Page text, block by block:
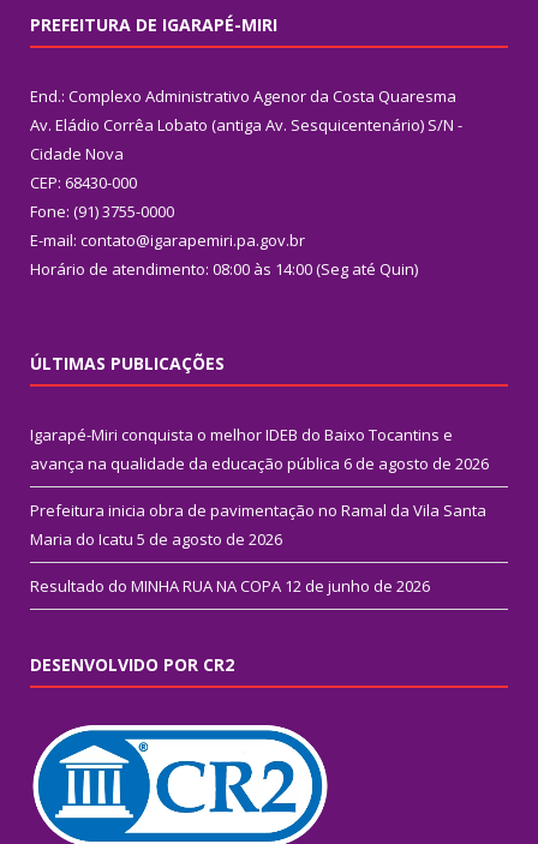
PREFEITURA DE IGARAPÉ-MIRI
End.: Complexo Administrativo Agenor da Costa Quaresma
Av. Eládio Corrêa Lobato (antiga Av. Sesquicentenário) S/N -
Cidade Nova
CEP: 68430-000
Fone: (91) 3755-0000
E-mail: contato@igarapemiri.pa.gov.br
Horário de atendimento: 08:00 às 14:00 (Seg até Quin)
ÚLTIMAS PUBLICAÇÕES
Igarapé-Miri conquista o melhor IDEB do Baixo Tocantins e
avança na qualidade da educação pública 6 de agosto de 2026
Prefeitura inicia obra de pavimentação no Ramal da Vila Santa
Maria do Icatu 5 de agosto de 2026
Resultado do MINHA RUA NA COPA 12 de junho de 2026
DESENVOLVIDO POR CR2